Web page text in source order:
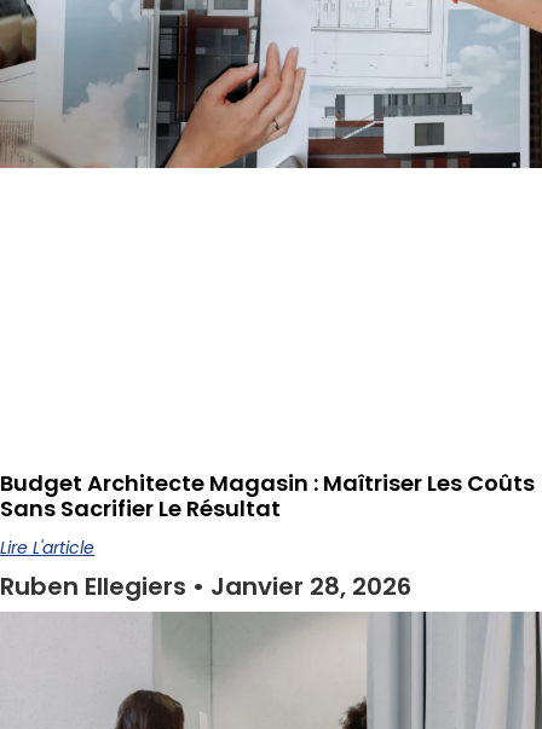
Budget Architecte Magasin : Maîtriser Les Coûts
Sans Sacrifier Le Résultat
Lire L'article
Ruben Ellegiers Janvier 28, 2026